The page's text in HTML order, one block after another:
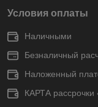
Условия оплаты
Наличными
Безналичный
Наложенный
КАРТА